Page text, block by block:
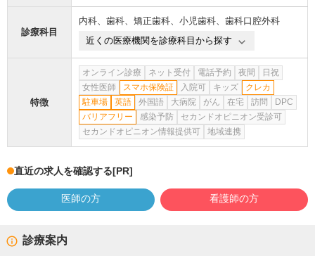
診療科目
内科、 歯科、 矯正歯科、 小児歯科、 歯科口腔外科
近くの医療機関を診療科目から探す
特徴
オンライン診療 ネット受付 電話予約 夜間
日祝
女性医師
スマホ保険証 入院可 キッズ
クレカ
駐車場
英語 外国語 大病院 がん 在宅 訪問
DPC
バリアフリー
感染予防
セカンドオピニオン受診可
セカンドオピニオン情報提供可
地域連携
直近の求人を確認する[PR]
医師の方 看護師の方
診療案内